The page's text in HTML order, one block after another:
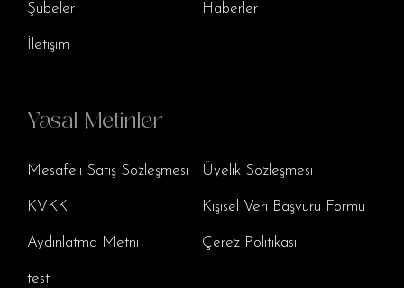
Şubeler Haberler
İletişim
Yasal Metinler
Mesafeli Satış Sözleşmesi Üyelik Sözleşmesi
KVKK Kişisel Veri Başvuru Formu
Aydınlatma Metni Çerez Politikası
test